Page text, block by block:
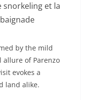
snorkeling et la
baignade
by the mild
of Parenzo
evokes a
land alike.